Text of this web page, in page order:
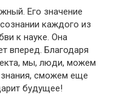
Его значение
каждого из
к науке. Она
вперед. Благодаря
мы, люди, можем
знания, сможем еще
будущее!